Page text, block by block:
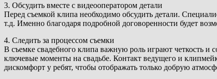
3. Обсудить вместе с видеооператором детали
Перед съемкой клипа необходимо обсудить детали.
т.д. Именно благодаря подробной договоренности будет
4. Следить за процессом съемки
В съемке свадебного клипа важную роль играют четкость
ключевые моменты на свадьбе. Контакт ведущего и
дискомфорт у ребят, чтобы отображать только добрую